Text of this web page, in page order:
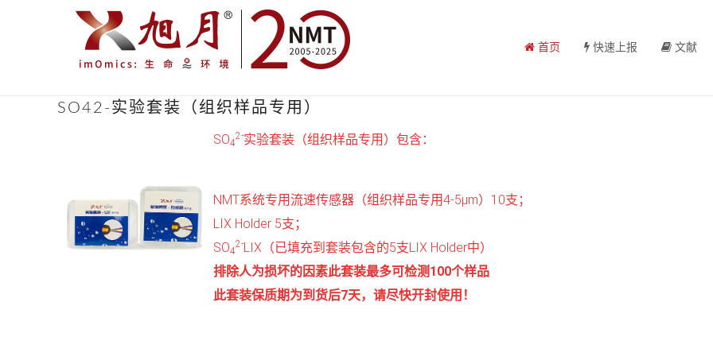
首页 快速上报 文献
SO42-实验套装（组织样品专用）
SO4
2-实验套装（组织样品专用）包含：
NMT系统专用流速传感器（组织样品专用4-5μm）10支；
LIX Holder 5支；
SO4
2-LIX（已填充到套装包含的5支LIX Holder中）
排除人为损坏的因素此套装最多可检测100个样品
此套装保质期为到货后7天，请尽快开封使用！